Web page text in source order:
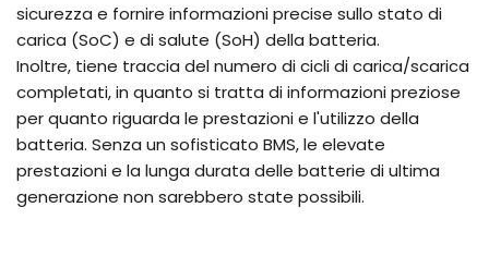
sicurezza e fornire informazioni precise sullo stato di
carica (SoC) e di salute (SoH) della batteria.
Inoltre, tiene traccia del numero di cicli di carica/scarica
completati, in quanto si tratta di informazioni preziose
per quanto riguarda le prestazioni e l'utilizzo della
batteria. Senza un sofisticato BMS, le elevate
prestazioni e la lunga durata delle batterie di ultima
generazione non sarebbero state possibili.